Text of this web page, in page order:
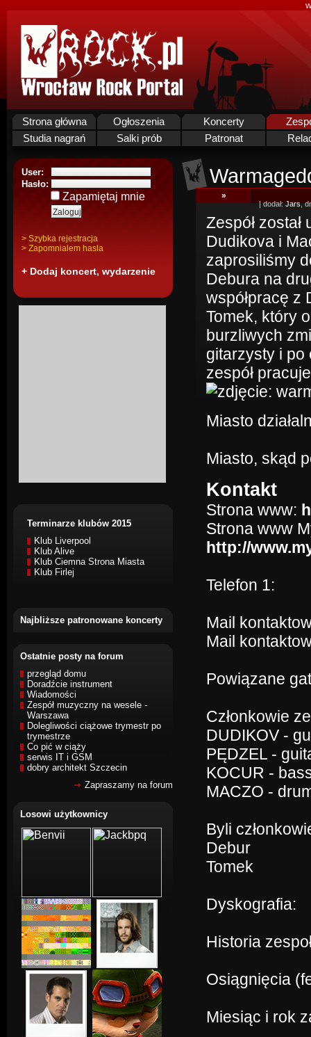
Strona główna Ogłoszenia Koncerty
Studia nagrań
Salki prób Patronat
User:
Hasło:
Zapamiętaj mnie
> Szybka rejestracja
> Zapomnialem hasla
+ Dodaj koncert, wydarzenie
Terminarze klubów 2015
Klub Liverpool
Klub Alive
Klub Ciemna Strona Miasta
Klub Firlej
Najbliższe patronowane koncerty
Ostatnie posty na forum
przegląd domu
Doradźcie instrument
Wiadomości
Zespół muzyczny na wesele -
Warszawa
Dolegliwości ciążowe trymestr po
trymestrze
Co pić w ciąży
serwis IT i GSM
dobry architekt Szczecin
Zapraszamy na forum
Losowi użytkownicy
»
| dodał:Jars,
Zespół
Dudikova i
zaprosiliśmy
Debura na
współpracę z
Tomek, który
burzliwych
gitarzysty i po
zespół
Miasto
Miasto, skąd
Kontakt
Strona www:
Strona www
http://
Telefon 1:
Mail
Mail
Powiązane
Członkowie
DUDIKOV -
PĘDZEL -
KOCUR -
MACZO -
Byli
Debur
Tomek
Dyskografia:
Historia
Osiągnięcia
Miesiąc i rok